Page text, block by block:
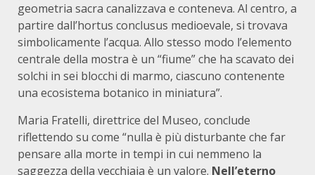
geometria sacra canalizzava e conteneva. Al centro, a
partire dall’hortus conclusus medioevale, si trovava
simbolicamente l’acqua. Allo stesso modo l’elemento
centrale della mostra è un “fiume” che ha scavato dei
solchi in sei blocchi di marmo, ciascuno contenente
una ecosistema botanico in miniatura”.
Maria Fratelli, direttrice del Museo, conclude
riflettendo su come “nulla è più disturbante che far
pensare alla morte in tempi in cui nemmeno la
saggezza della vecchiaia è un valore. Nell’eterno